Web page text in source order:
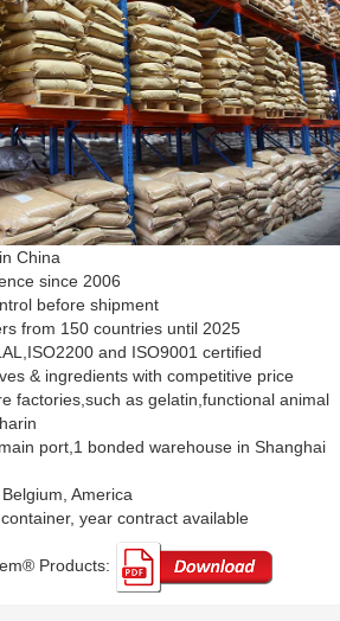
China
since 2006
before shipment
from 150 countries until 2025
and ISO9001 certified
& ingredients with competitive price
factories,such as gelatin,functional animal
port,1 bonded warehouse in Shanghai
America
year contract available
Products: